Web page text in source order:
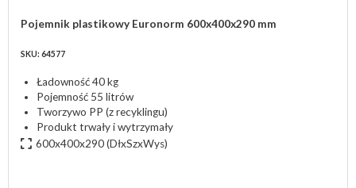
Pojemnik plastikowy Euronorm 600x400x290 mm
SKU: 64577
Ładowność 40 kg
Pojemność 55 litrów
Tworzywo PP (z recyklingu)
Produkt trwały i wytrzymały
600x400x290(DłxSzxWys)